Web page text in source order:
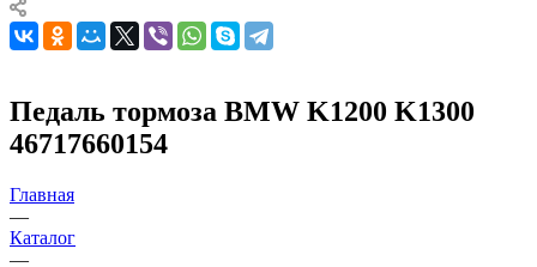
Педаль тормоза BMW K1200 K1300
46717660154
Главная
—
Каталог
—